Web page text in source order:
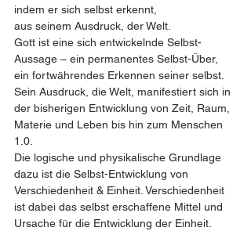
indem er sich selbst erkennt,
aus seinem Ausdruck, der Welt.
Gott ist eine sich entwickelnde Selbst-
Aussage – ein permanentes Selbst-Über,
ein fortwährendes Erkennen seiner selbst.
Sein Ausdruck, die Welt, manifestiert sich in
der bisherigen Entwicklung von Zeit, Raum,
Materie und Leben bis hin zum Menschen
1.0.
Die logische und physikalische Grundlage
dazu ist die Selbst-Entwicklung von
Verschiedenheit & Einheit. Verschiedenheit
ist dabei das selbst erschaffene Mittel und
Ursache für die Entwicklung der Einheit.